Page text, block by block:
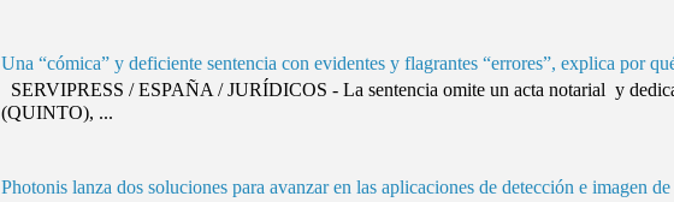
Una “cómica” y deficiente sentencia con evidentes y flagrantes “errores”, explica por
SERVIPRESS / ESPAÑA / JURÍDICOS - La sentencia omite un acta notarial y
(QUINTO), ...
Photonis lanza dos soluciones para avanzar en las aplicaciones de detección e imagen